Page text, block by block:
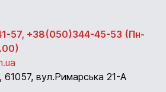
57, +38(050)344-45-53 (Пн-
, 61057, вул.Римарська 21-А